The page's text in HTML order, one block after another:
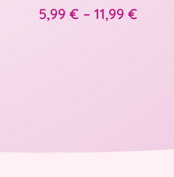
5,99 € – 11,99 €